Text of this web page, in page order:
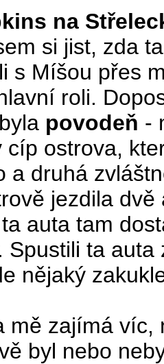
na
si jist, zda
s Míšou přes
roli.
povodeň -
cíp ostrova,
a druhá
jezdila dvě
auta tam
Spustili ta
nějaký
mě zajímá
byl nebo